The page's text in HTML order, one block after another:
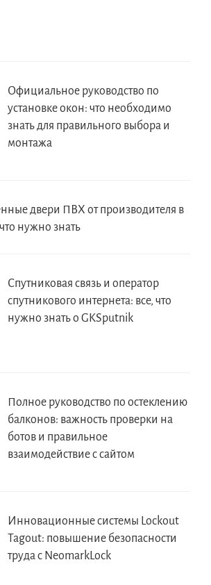
Официальное руководство по
установке окон: что необходимо
знать для правильного выбора и
монтажа
двери ПВХ от производителя в
нужно знать
Спутниковая связь и оператор
спутникового интернета: все, что
нужно знать о GKSputnik
Полное руководство по остеклению
балконов: важность проверки на
ботов и правильное
взаимодействие с сайтом
Инновационные системы Lockout
Tagout: повышение безопасности
труда с NeomarkLock